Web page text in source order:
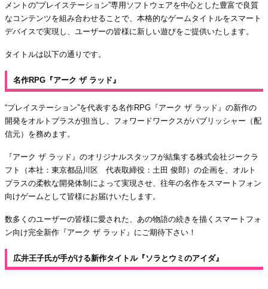
メントの“プレイステーション”専用ソフトウェアを中心とした豊富で良質
なコンテンツを組み合わせることで、本格的なゲームタイトルをスマート
デバイスで実現し、ユーザーの皆様に新しい遊びをご提供いたします。
タイトルは以下の通りです。
名作RPG『アーク ザ ラッド』
“プレイステーション”を代表する名作RPG『アーク ザ ラッド』の新作の
開発をオルトプラスが担当し、フォワードワークスがパブリッシャー（配
信元）を務めます。
『アーク ザ ラッド』のオリジナルスタッフが結集する株式会社ジークラ
フト（本社：東京都品川区 代表取締役：土田 俊郎）の企画を、オルト
プラスの柔軟な開発体制によって実現させ、往年の名作をスマートフォン
向けゲームとして皆様にお届けいたします。
数多くのユーザーの皆様に愛された、あの物語の続きを描くスマートフォ
ン向け完全新作『アーク ザ ラッド』にご期待下さい！
広井王子氏が手がける新作タイトル『ソラとウミのアイダ』